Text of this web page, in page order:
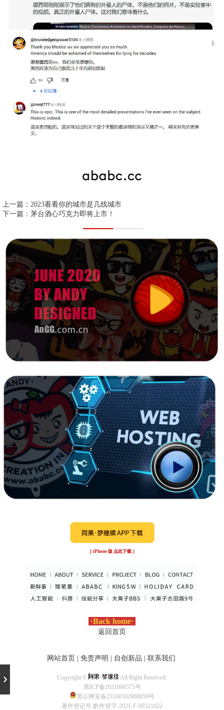
上一篇： 2023看看你的城市是几线城市
下一篇： 茅台酒心巧克力即将上市！
［ iPhone 版 点此下载 ］
·Back home·
返回首页
网站首页 免责声明 自创新品 联系我们
Copyright ©
All Right Reserved.
黑ICP备2021006573号
黑公网安备23100502000059号
著作登记号:黔作登字-2021-F-00321022